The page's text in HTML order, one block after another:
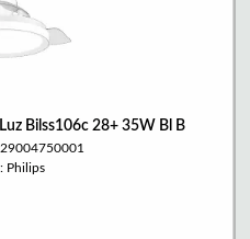
Bilss106c 28+ 35W Bl B
Philips